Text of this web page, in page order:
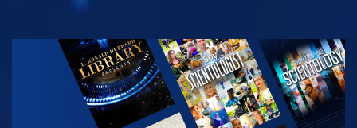
VE
EXPLORA LAS
SERIES